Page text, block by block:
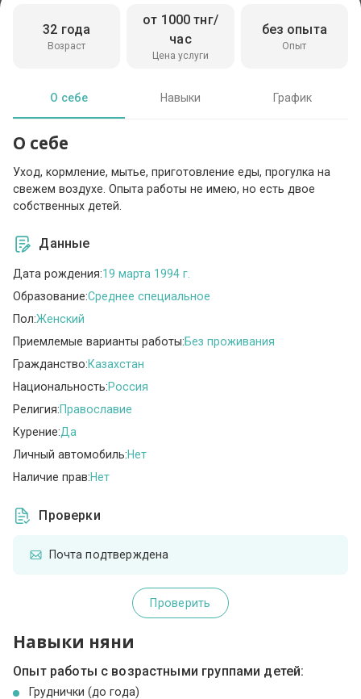
Возраст
32 года
Цена услуги
от 1000 тнг/
час
Опыт
без опыта
О себе Навыки График
О себе
Уход, кормление, мытье, приготовление еды, прогулка на
свежем воздухе. Опыта работы не имею, но есть двое
собственных детей.
Данные
Дата рождения:19 марта 1994 г.
Образование:Среднее специальное
Пол:Женский
Приемлемые варианты работы:Без проживания
Гражданство:Казахстан
Национальность:Россия
Религия:Православие
Курение:Да
Личный автомобиль:Нет
Наличие прав:Нет
Проверки
Почта подтверждена
Проверить
Навыки няни
Опыт работы с возрастными группами детей:
Груднички (до года)